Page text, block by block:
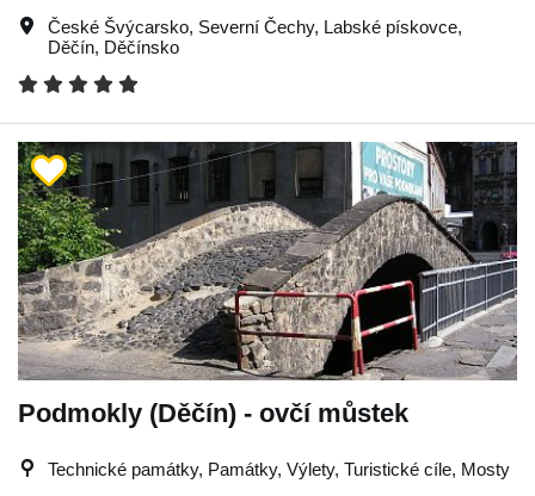
České Švýcarsko, Severní Čechy, Labské pískovce,
Děčín, Děčínsko
Podmokly (Děčín) - ovčí můstek
Technické památky, Památky, Výlety, Turistické cíle, Mosty